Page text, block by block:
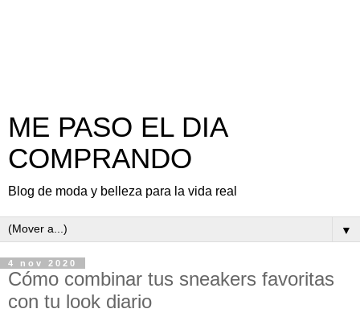
ME PASO EL DIA
COMPRANDO
Blog de moda y belleza para la vida real
▼
4 nov 2020
Cómo combinar tus sneakers favoritas
con tu look diario